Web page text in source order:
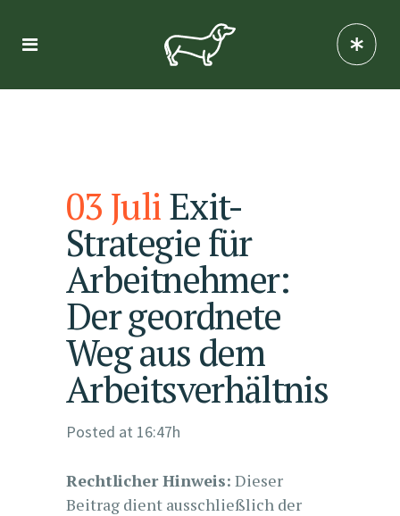
03 JuliExit-
Strategie für
Arbeitnehmer:
Der geordnete
Weg aus dem
Arbeitsverhältnis
Posted at 16:47h
Rechtlicher Hinweis: Dieser
Beitrag dient ausschließlich der